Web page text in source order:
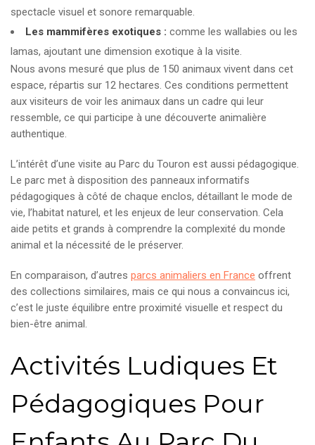
spectacle visuel et sonore remarquable.
Les mammifères exotiques : comme les wallabies ou les
lamas, ajoutant une dimension exotique à la visite.
Nous avons mesuré que plus de 150 animaux vivent dans cet
espace, répartis sur 12 hectares. Ces conditions permettent
aux visiteurs de voir les animaux dans un cadre qui leur
ressemble, ce qui participe à une découverte animalière
authentique.
L’intérêt d’une visite au Parc du Touron est aussi pédagogique.
Le parc met à disposition des panneaux informatifs
pédagogiques à côté de chaque enclos, détaillant le mode de
vie, l’habitat naturel, et les enjeux de leur conservation. Cela
aide petits et grands à comprendre la complexité du monde
animal et la nécessité de le préserver.
En comparaison, d’autres parcs animaliers en France offrent
des collections similaires, mais ce qui nous a convaincus ici,
c’est le juste équilibre entre proximité visuelle et respect du
bien-être animal.
Activités Ludiques Et
Pédagogiques Pour